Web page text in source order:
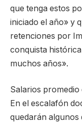
que tenga estos
iniciado el año» y
retenciones por
conquista
muchos años».
Salarios
En el escalafón
quedarán algunos